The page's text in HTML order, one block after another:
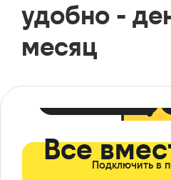
удобно -
месяц
ВсеПодключить в